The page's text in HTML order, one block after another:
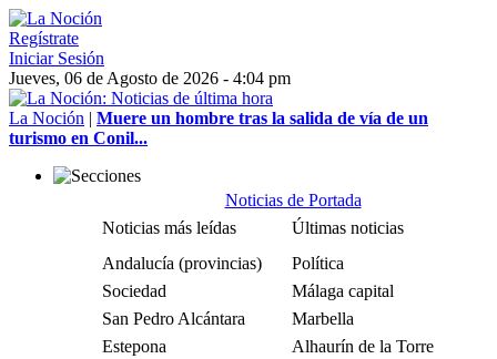
Regístrate
Iniciar Sesión
Jueves, 06 de Agosto de 2026 - 4:04 pm
La Noción | Muere un hombre tras la salida de vía de un
turismo en Conil...
Noticias de Portada
Noticias más leídas
Últimas noticias
Andalucía (provincias)
Política
Sociedad
Málaga capital
San Pedro Alcántara
Marbella
Estepona
Alhaurín de la Torre